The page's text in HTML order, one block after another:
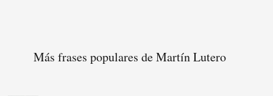
Más frases populares de Martín Lutero